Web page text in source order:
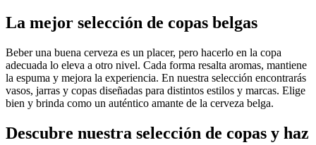
La mejor selección de copas belgas
Beber una buena cerveza es un placer, pero hacerlo en la copa
adecuada lo eleva a otro nivel. Cada forma resalta aromas, mantiene
la espuma y mejora la experiencia. En nuestra selección encontrarás
vasos, jarras y copas diseñadas para distintos estilos y marcas. Elige
bien y brinda como un auténtico amante de la cerveza belga.
Descubre nuestra selección de copas y haz